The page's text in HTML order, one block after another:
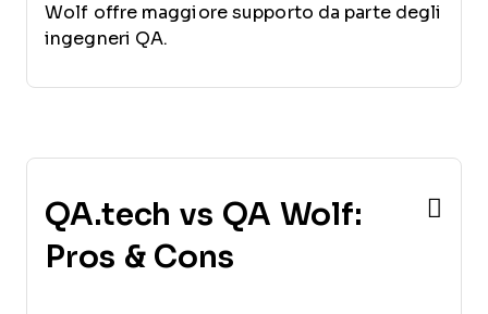
Wolf offre maggiore supporto da parte degli
ingegneri QA.
QA.tech vs QA Wolf:
Pros & Cons